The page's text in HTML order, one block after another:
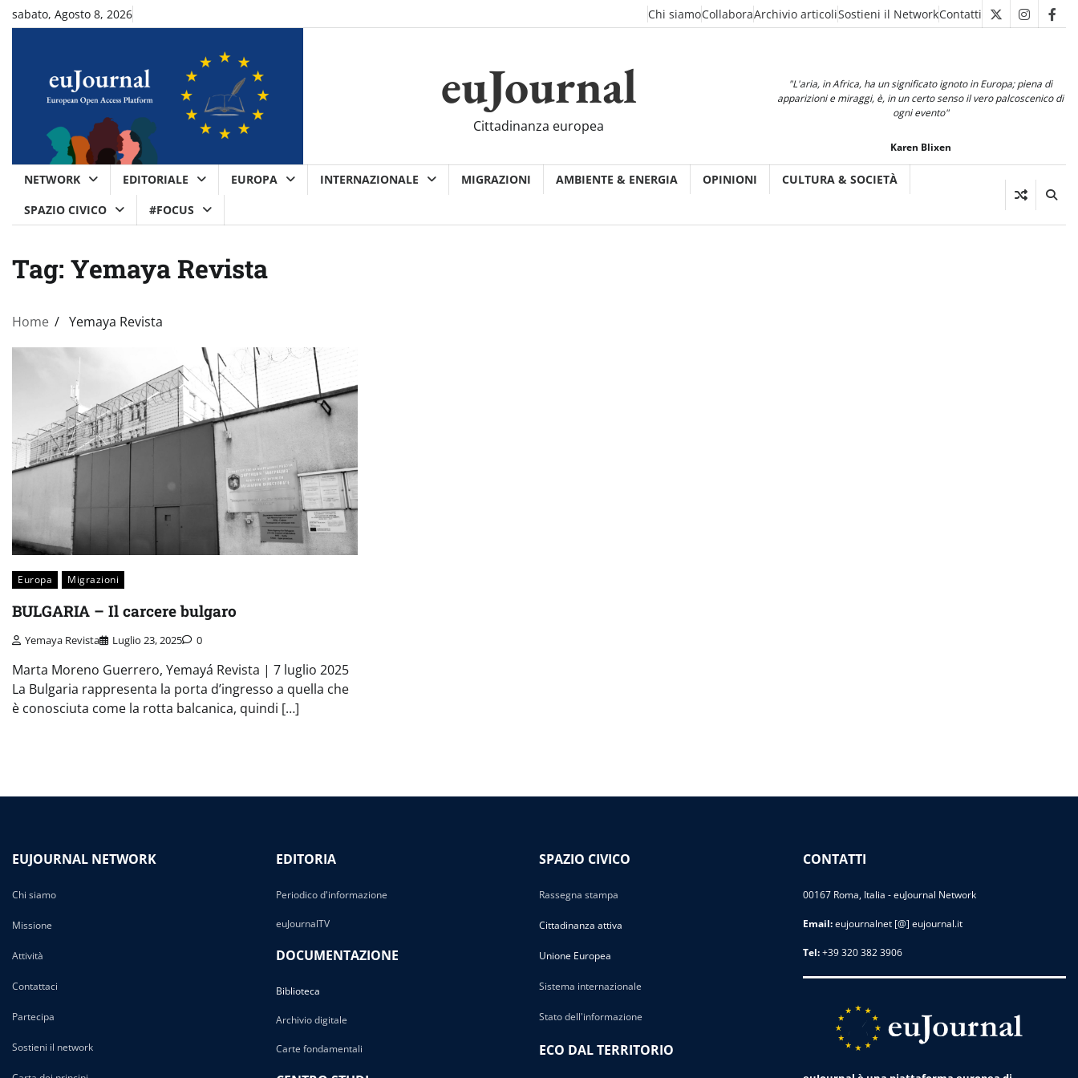
Skipsabato, Agosto 8, 2026 Chi siamoCollaboraArchivio articoliSostieni il NetworkContatti X
euJournal
Cittadinanza europea
"L'aria, in Africa, ha un significato ignoto in Europa; piena di
apparizioni e miraggi, è, in un certo senso il vero palcoscenico di
ogni evento"
Karen Blixen
NETWORK EDITORIALE EUROPA INTERNAZIONALE MIGRAZIONI AMBIENTE & ENERGIA OPINIONI
CULTURA & SOCIETÀ
SPAZIO CIVICO
#FOCUS
Tag: Yemaya Revista
Home Yemaya Revista
Europa Migrazioni
BULGARIA – Il carcere bulgaro
Yemaya Revista Luglio 23, 2025 0
Marta Moreno Guerrero, Yemayá Revista | 7 luglio 2025
La Bulgaria rappresenta la porta d’ingresso a quella che
è conosciuta come la rotta balcanica, quindi […]
EUJOURNAL NETWORK
Chi siamo
Missione
Attività
Contattaci
Partecipa
Sostieni il network
EDITORIA
Periodico d'informazione
euJournalTV
DOCUMENTAZIONE
Biblioteca
Archivio digitale
Carte fondamentali
SPAZIO CIVICO
Rassegna stampa
Cittadinanza attiva
Unione Europea
Sistema internazionale
Stato dell'informazione
ECO DAL TERRITORIO
CONTATTI
00167 Roma, Italia - euJournal Network
Email:eujournalnet [@] eujournal.it
Tel:+39 320 382 3906